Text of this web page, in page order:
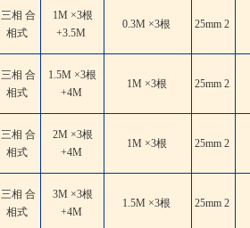
三相 合
相式
1M ×3根
+3.5M
0.3M ×3根 25mm 2
三相 合
相式
1.5M ×3根
+4M
1M ×3根 25mm 2
三相 合
相式
2M ×3根
+4M
1M ×3根 25mm 2
三相 合
相式
3M ×3根
+4M
1.5M ×3根 25mm 2